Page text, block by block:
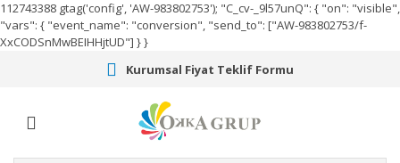
112743388 gtag('config', 'AW-983802753'); "C_cv-_9l57unQ": { "on": "visible",
"vars": { "event_name": "conversion", "send_to": ["AW-983802753/f-
XxCODSnMwBEIHHjtUD"] } }
Kurumsal Fiyat Teklif Formu